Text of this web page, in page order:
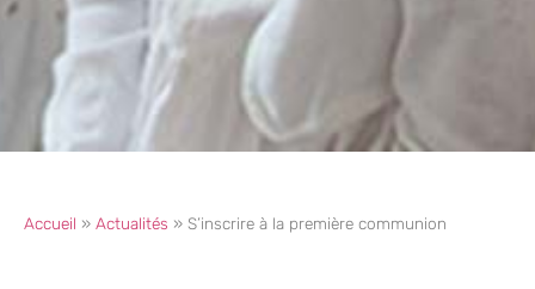
Accueil » Actualités » S’inscrire à la première communion